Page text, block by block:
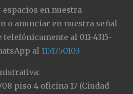
en nuestra
o anunciar en nuestra señal
al 011-4315-
al1151750103
piso 4 oficina 17 (Ciudad